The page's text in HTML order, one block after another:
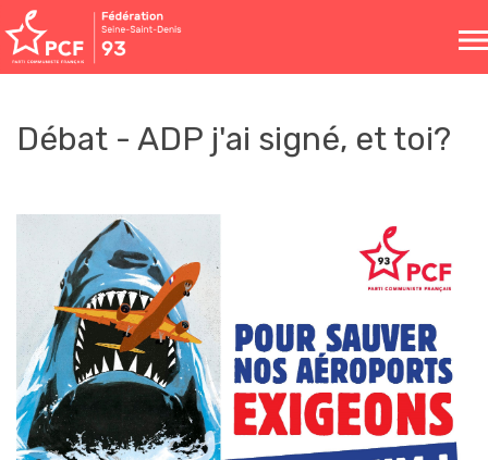
Toggle
Débat - ADP j'ai signé, et toi?